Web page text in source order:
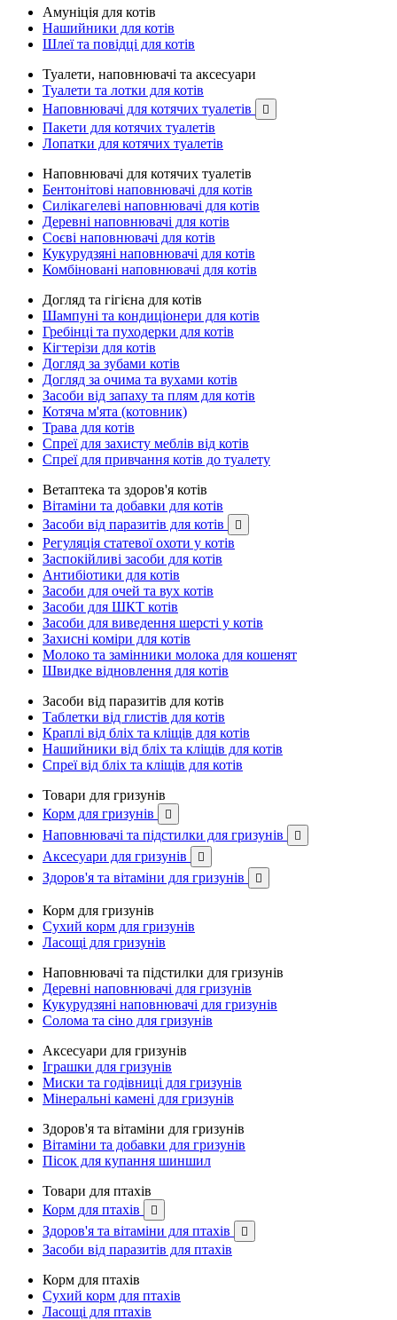
Амуніція для котів
Нашийники для котів
Шлеї та повідці для котів
Туалети, наповнювачі та аксесуари
Туалети та лотки для котів
Наповнювачі для котячих туалетів

Пакети для котячих туалетів
Лопатки для котячих туалетів
Наповнювачі для котячих туалетів
Бентонітові наповнювачі для котів
Силікагелеві наповнювачі для котів
Деревні наповнювачі для котів
Соєві наповнювачі для котів
Кукурудзяні наповнювачі для котів
Комбіновані наповнювачі для котів
Догляд та гігієна для котів
Шампуні та кондиціонери для котів
Гребінці та пуходерки для котів
Кігтерізи для котів
Догляд за зубами котів
Догляд за очима та вухами котів
Засоби від запаху та плям для котів
Котяча м'ята (котовник)
Трава для котів
Спреї для захисту меблів від котів
Спреї для привчання котів до туалету
Ветаптека та здоров'я котів
Вітаміни та добавки для котів
Засоби від паразитів для котів

Регуляція статевої охоти у котів
Заспокійливі засоби для котів
Антибіотики для котів
Засоби для очей та вух котів
Засоби для ШКТ котів
Засоби для виведення шерсті у котів
Захисні коміри для котів
Молоко та замінники молока для кошенят
Швидке відновлення для котів
Засоби від паразитів для котів
Таблетки від глистів для котів
Краплі від бліх та кліщів для котів
Нашийники від бліх та кліщів для котів
Спреї від бліх та кліщів для котів
Товари для гризунів
Корм для гризунів

Наповнювачі та підстилки для гризунів 
Аксесуари для гризунів 
Здоров'я та вітаміни для гризунів 
Корм для гризунів
Сухий корм для гризунів
Ласощі для гризунів
Наповнювачі та підстилки для гризунів
Деревні наповнювачі для гризунів
Кукурудзяні наповнювачі для гризунів
Солома та сіно для гризунів
Аксесуари для гризунів
Іграшки для гризунів
Миски та годівниці для гризунів
Мінеральні камені для гризунів
Здоров'я та вітаміни для гризунів
Вітаміни та добавки для гризунів
Пісок для купання шиншил
Товари для птахів
Корм для птахів

Здоров'я та вітаміни для птахів 
Засоби від паразитів для птахів
Корм для птахів
Сухий корм для птахів
Ласощі для птахів